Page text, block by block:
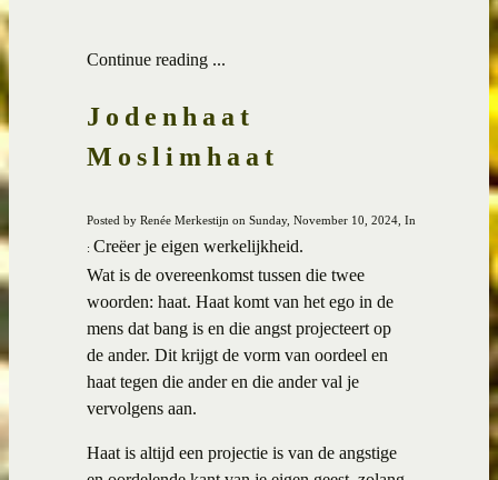
Continue reading ...
Jodenhaat
Moslimhaat
Posted by Renée Merkestijn on Sunday, November 10, 2024, In
: Creëer je eigen werkelijkheid.
Wat is de overeenkomst tussen die twee
woorden: haat. Haat komt van het ego in de
mens dat bang is en die angst projecteert op
de ander. Dit krijgt de vorm van oordeel en
haat tegen die ander en die ander val je
vervolgens aan.
Haat is altijd een projectie is van de angstige